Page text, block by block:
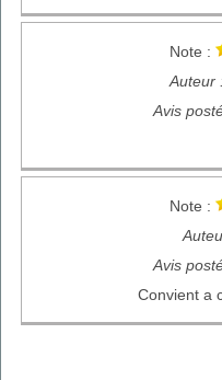
Note :
Auteur
Avis
Note :
Avis
Convient a